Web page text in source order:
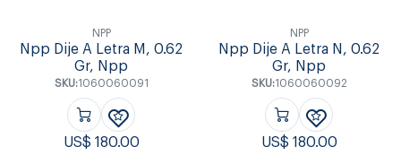
NPP
Npp Dije A Letra M, 0.62
Gr, Npp
SKU:1060060091
US$ 180.00
NPP
Npp Dije A Letra N, 0.62
Gr, Npp
SKU:1060060092
US$ 180.00